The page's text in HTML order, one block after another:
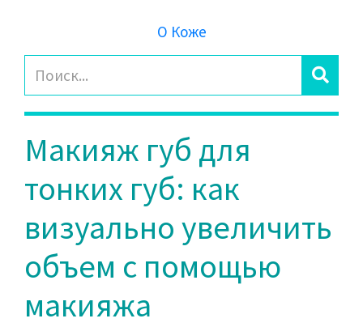
О Коже
Макияж губ для
тонких губ: как
визуально увеличить
объем с помощью
макияжа